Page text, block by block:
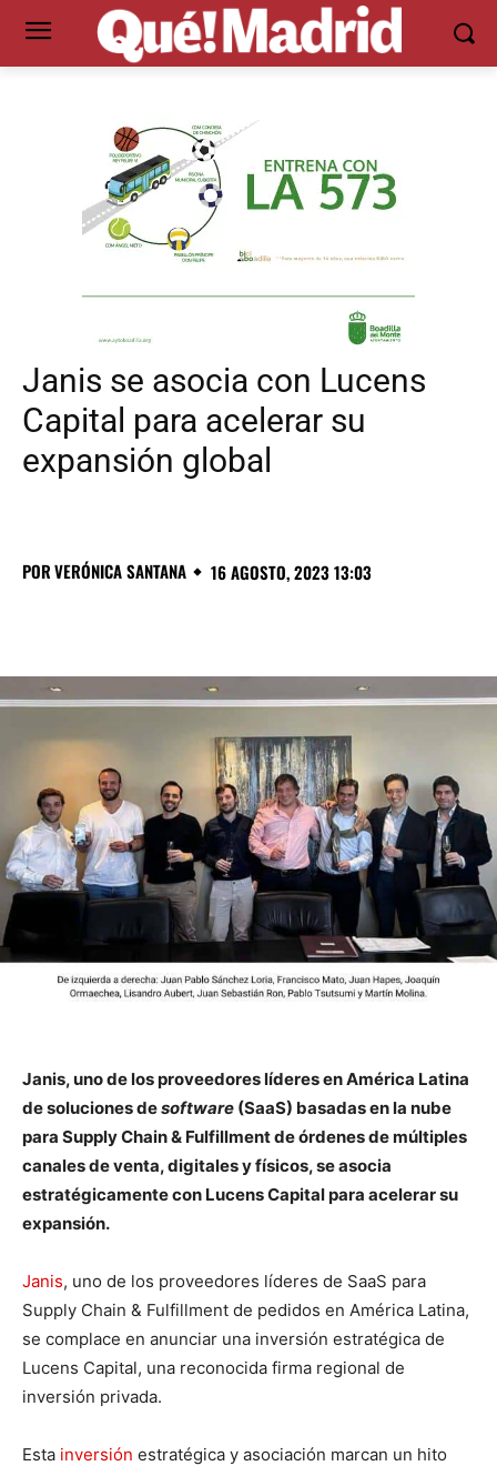
Janis se asocia con Lucens
Capital para acelerar su
expansión global
PORVERÓNICA SANTANA 16 AGOSTO, 2023 13:03
Janis, uno de los proveedores líderes en América Latina
de soluciones desoftware (SaaS) basadas en la nube
para Supply Chain & Fulfillment de órdenes de múltiples
canales de venta, digitales y físicos, se asocia
estratégicamente con Lucens Capital para acelerar su
expansión.
Janis, uno de los proveedores líderes de SaaS para
Supply Chain & Fulfillment de pedidos en América Latina,
se complace en anunciar una inversión estratégica de
Lucens Capital, una reconocida firma regional de
inversión privada.
Esta inversión estratégica y asociación marcan un hito